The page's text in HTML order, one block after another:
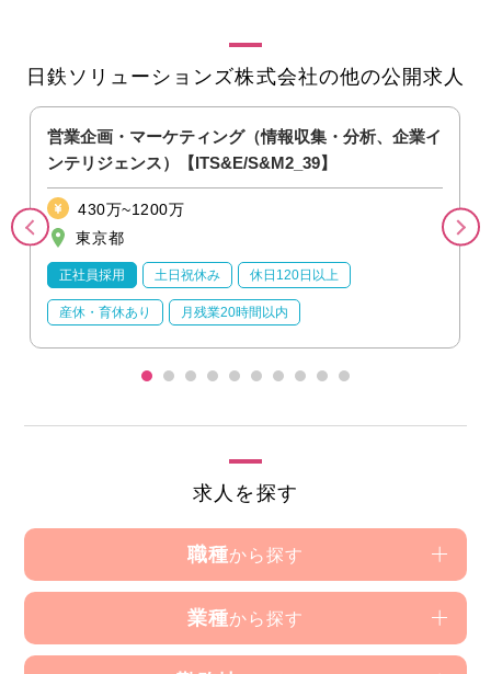
日鉄ソリューションズ株式会社の他の公開求人
営業企画・マーケティング（情報収集・分析、企業イ
ンテリジェンス）【ITS&E/S&M2_39】
430万~1200万
東京都
正社員採用 土日祝休み 休日120日以上
産休・育休あり 月残業20時間以内
求人を探す
職種から探す
業種から探す